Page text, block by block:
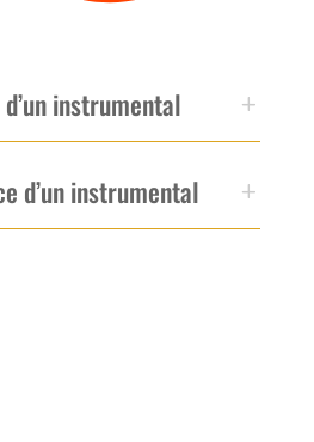
instrumental
d’un instrumental